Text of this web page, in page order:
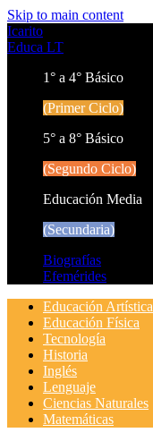
Skip to main content
Icarito
Educa LT
1° a 4° Básico
(Primer Ciclo)
5° a 8° Básico
(Segundo Ciclo)
Educación Media
(Secundaria)
Biografías
Efemérides
Educación Artística
Educación Física
Tecnología
Historia
Inglés
Lenguaje
Ciencias Naturales
Matemáticas